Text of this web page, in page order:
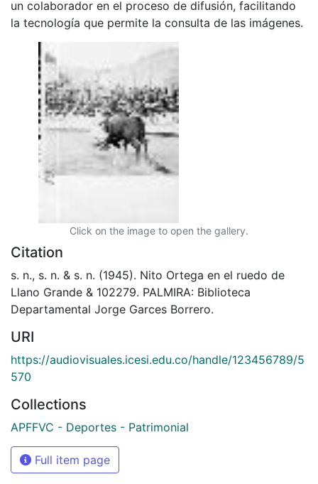
un colaborador en el proceso de difusión, facilitando
la tecnología que permite la consulta de las imágenes.
Click on the image to open the gallery.
Citation
s. n., s. n. & s. n. (1945). Nito Ortega en el ruedo de
Llano Grande & 102279. PALMIRA: Biblioteca
Departamental Jorge Garces Borrero.
URI
https://audiovisuales.icesi.edu.co/handle/123456789/5
570
Collections
APFFVC - Deportes - Patrimonial
Full item page